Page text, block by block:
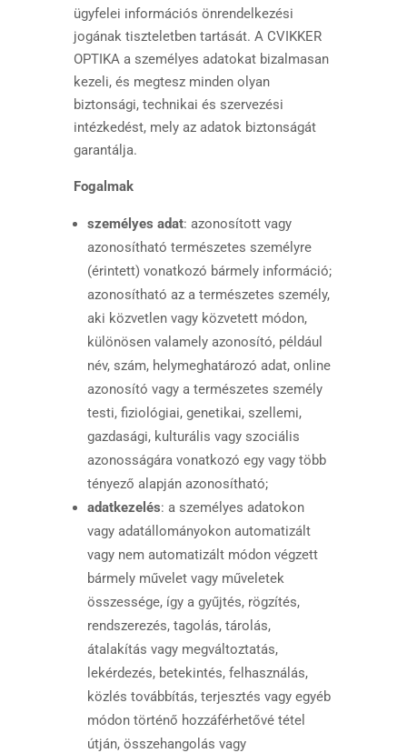
ügyfelei információs önrendelkezési
jogának tiszteletben tartását. A CVIKKER
OPTIKA a személyes adatokat bizalmasan
kezeli, és megtesz minden olyan
biztonsági, technikai és szervezési
intézkedést, mely az adatok biztonságát
garantálja.
Fogalmak
személyes adat: azonosított vagy
azonosítható természetes személyre
(érintett) vonatkozó bármely információ;
azonosítható az a természetes személy,
aki közvetlen vagy közvetett módon,
különösen valamely azonosító, például
név, szám, helymeghatározó adat, online
azonosító vagy a természetes személy
testi, fiziológiai, genetikai, szellemi,
gazdasági, kulturális vagy szociális
azonosságára vonatkozó egy vagy több
tényező alapján azonosítható;
adatkezelés: a személyes adatokon
vagy adatállományokon automatizált
vagy nem automatizált módon végzett
bármely művelet vagy műveletek
összessége, így a gyűjtés, rögzítés,
rendszerezés, tagolás, tárolás,
átalakítás vagy megváltoztatás,
lekérdezés, betekintés, felhasználás,
közlés továbbítás, terjesztés vagy egyéb
módon történő hozzáférhetővé tétel
útján, összehangolás vagy